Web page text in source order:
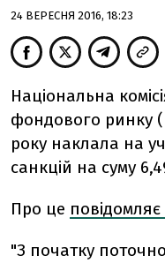
24 ВЕРЕСНЯ 2016, 18:23
Національна
фондового ринку
року наклала на
санкцій на суму
Про це
"З початку